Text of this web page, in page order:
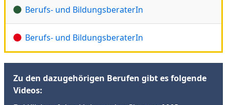
Berufs- und BildungsberaterIn
Berufs- und BildungsberaterIn
Zu den dazugehörigen Berufen gibt es folgende
Videos: